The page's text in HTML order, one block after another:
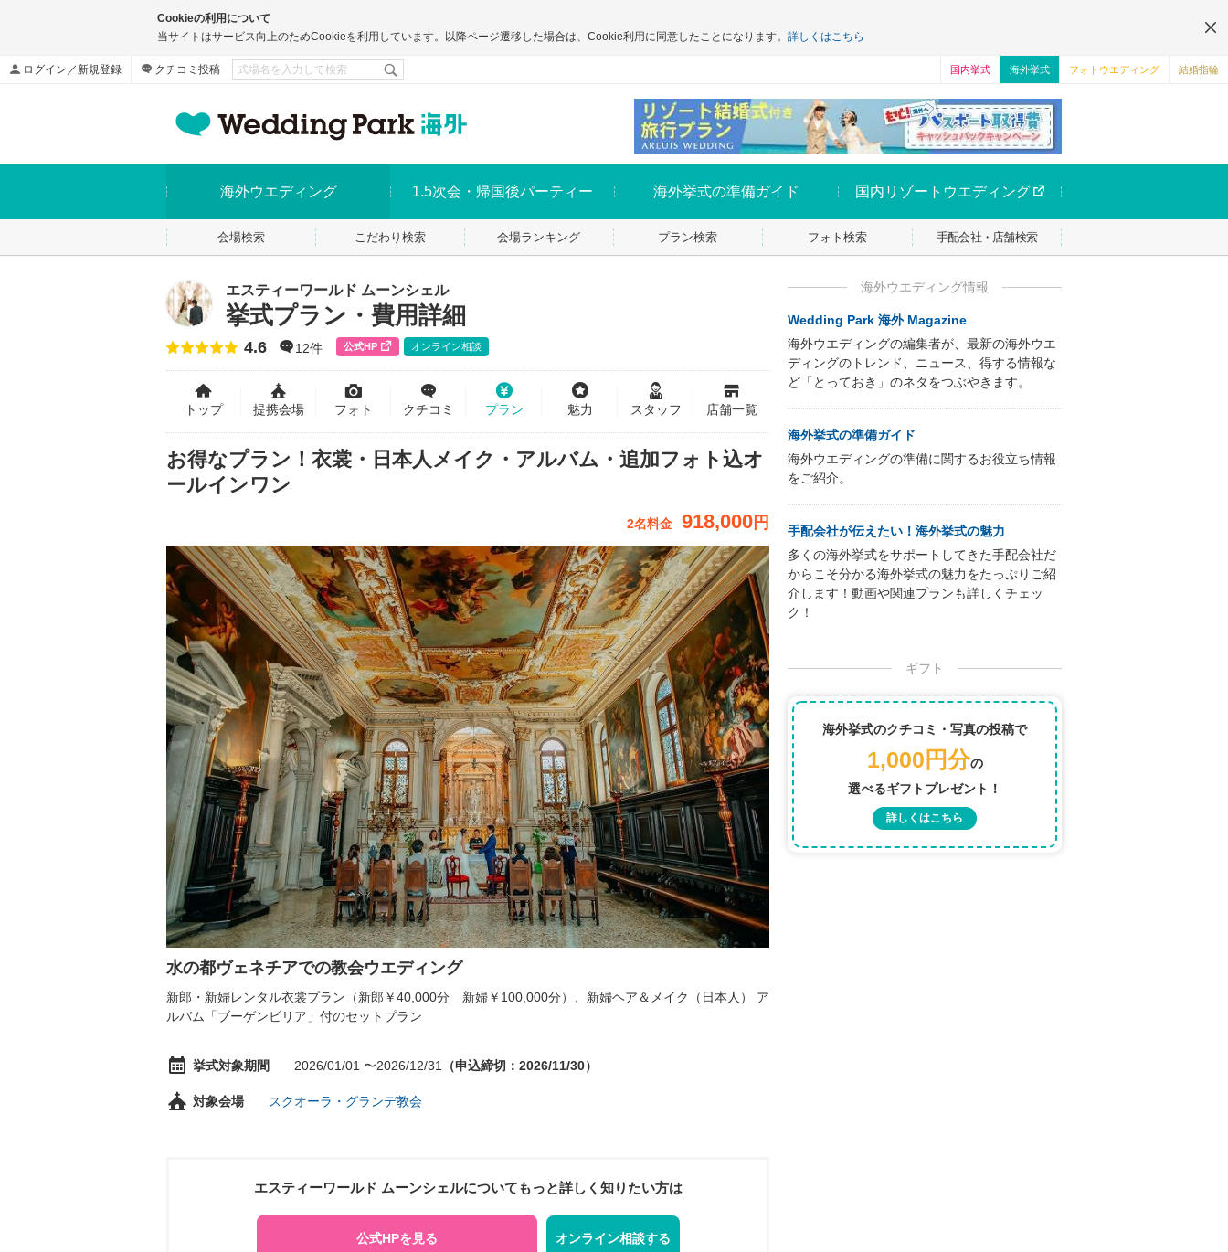
Cookieの利用について
当サイトはサービス向上のためCookieを利用しています。以降ページ遷移した場合は、Cookie利用に同意したことになります。 詳しくはこちら
ログイン／新規登録 クチコミ投稿 国内挙式 海外挙式 フォトウエディング 結婚指輪
海外ウエディング 1.5次会・帰国後パーティー 海外挙式の準備ガイド 国内リゾートウエディング
会場検索 こだわり検索 会場ランキング プラン検索 フォト検索 手配会社・店舗検索
エスティーワールド ムーンシェル
挙式プラン・費用詳細
点数
4.6 12件 公式HP オンライン相談
トップ 提携会場 フォト クチコミ プラン 魅力 スタッフ 店舗一覧
お得なプラン！衣裳・日本人メイク・アルバム・追加フォト込オ
ールインワン
2名料金 918,000 円
水の都ヴェネチアでの教会ウエディング
新郎・新婦レンタル衣裳プラン（新郎￥40,000分 新婦￥100,000分）、新婦ヘア＆メイク（日本人） ア
ルバム「ブーゲンビリア」付のセットプラン
挙式対象期間 2026/01/01 〜2026/12/31 （申込締切：2026/11/30）
対象会場 スクオーラ・グランデ教会
エスティーワールド ムーンシェルについてもっと詳しく知りたい方は
公式HPを見る オンライン相談する
海外ウエディング情報
Wedding Park 海外 Magazine
海外ウエディングの編集者が、最新の海外ウエ
ディングのトレンド、ニュース、得する情報な
ど「とっておき」のネタをつぶやきます。
海外挙式の準備ガイド
海外ウエディングの準備に関するお役立ち情報
をご紹介。
手配会社が伝えたい！海外挙式の魅力
多くの海外挙式をサポートしてきた手配会社だ
からこそ分かる海外挙式の魅力をたっぷりご紹
介します！動画や関連プランも詳しくチェッ
ク！
ギフト
海外挙式のクチコミ・写真の投稿で
1,000円分の
選べるギフトプレゼント！
詳しくはこちら